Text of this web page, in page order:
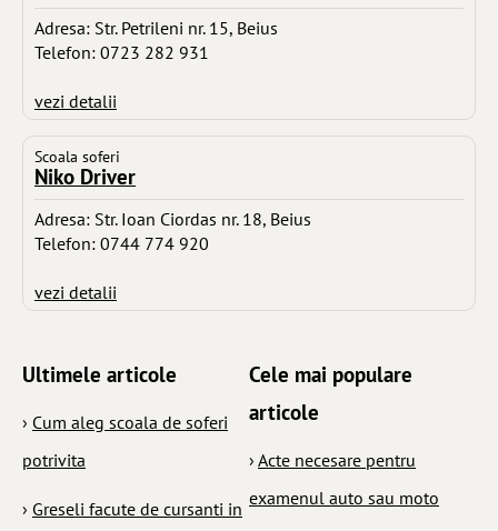
Adresa: Str. Petrileni nr. 15, Beius
Telefon: 0723 282 931
vezi detalii
Scoala soferi
Niko Driver
Adresa: Str. Ioan Ciordas nr. 18, Beius
Telefon: 0744 774 920
vezi detalii
Ultimele articole
› Cum aleg scoala de soferi
potrivita
› Greseli facute de cursanti in
Cele mai populare
articole
› Acte necesare pentru
examenul auto sau moto